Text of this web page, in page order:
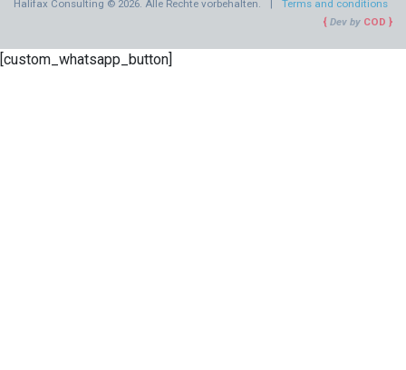
Halifax Consulting © 2026. Alle Rechte vorbehalten.
Terms and conditions
Dev by COD
[custom_whatsapp_button]